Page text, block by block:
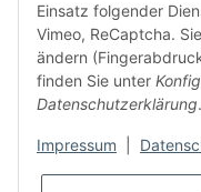
Einsatz folgender
Vimeo, ReCaptcha.
ändern
finden Sie unter
Datenschutzerklärung.
Impressum
Bitte senden Sie mir
und jederzeit widerruflich